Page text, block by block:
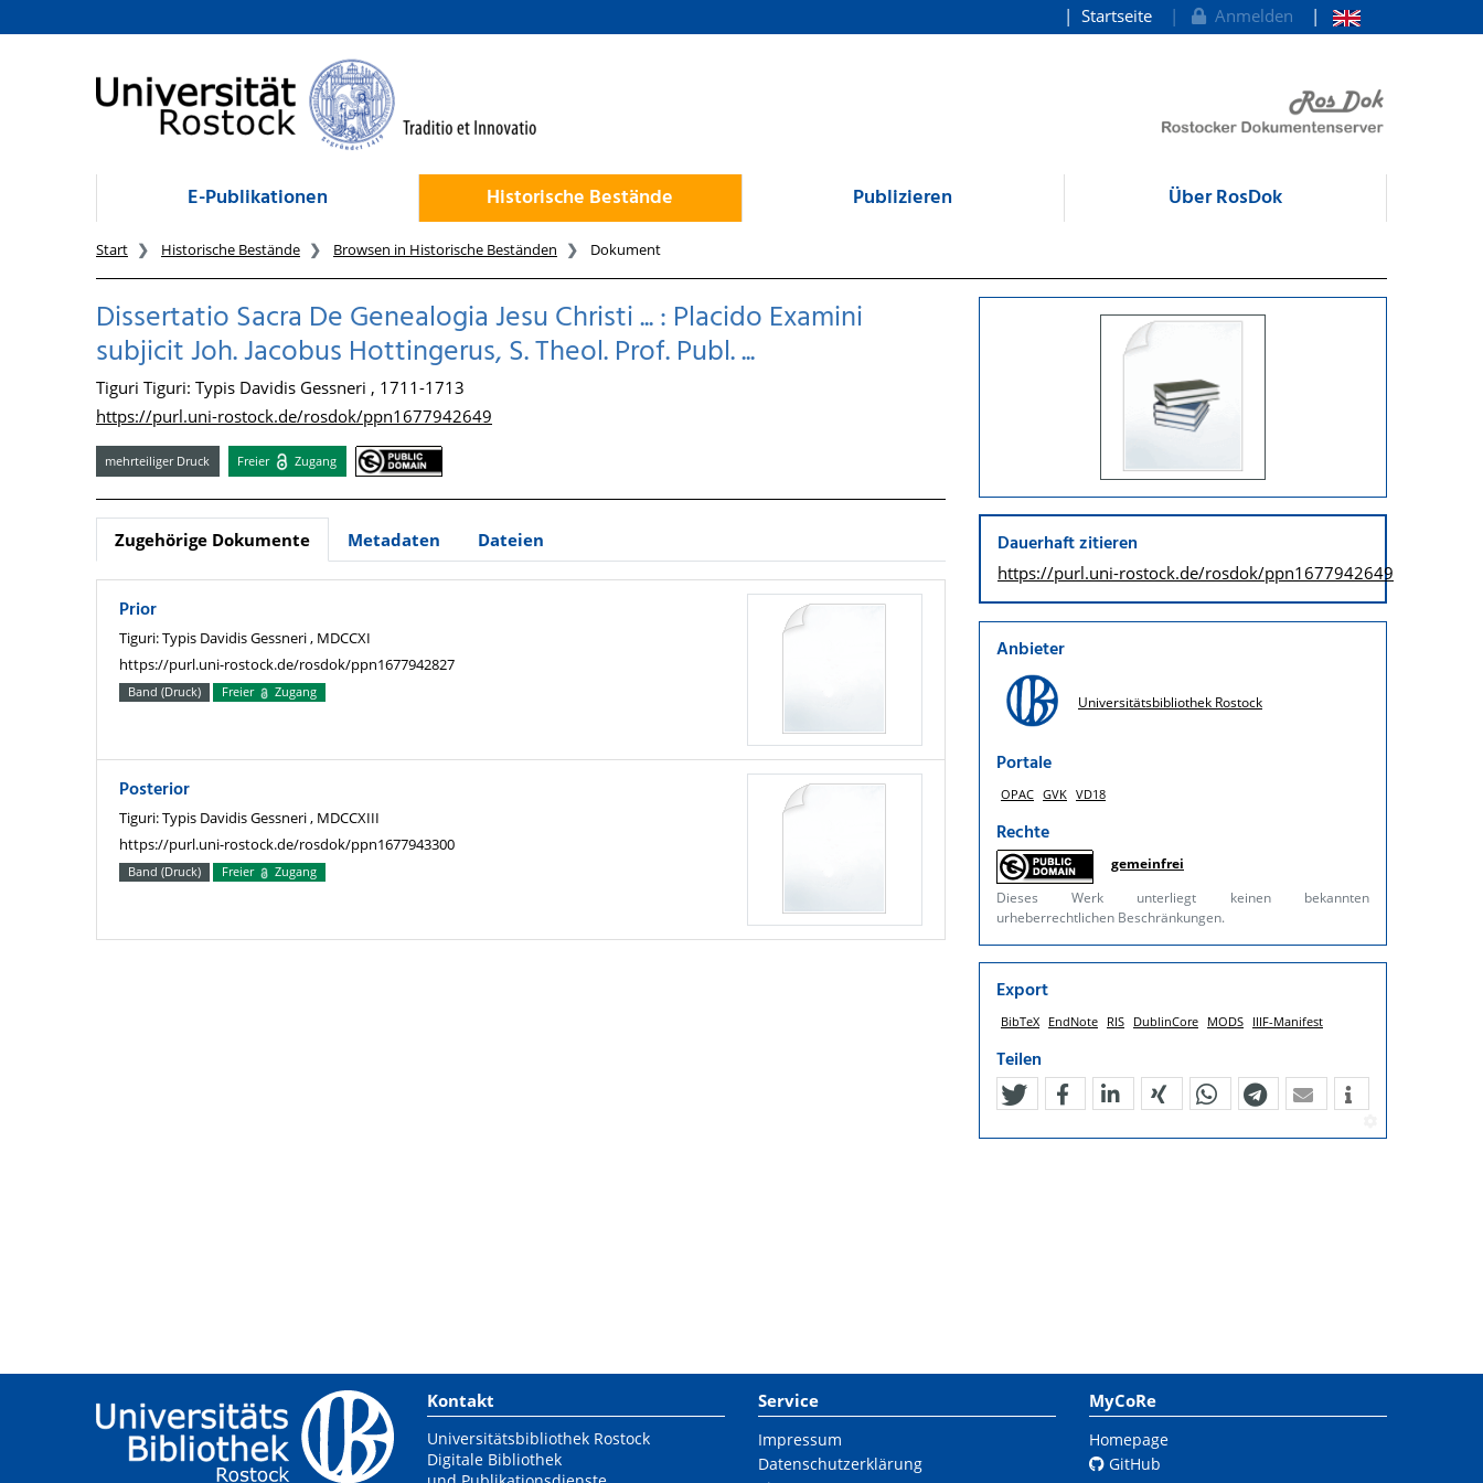
zum Inhalt
Startseite Anmelden
E-Publikationen Historische Bestände Publizieren Über RosDok
Start Historische Bestände Browsen in Historische Beständen Dokument
Dissertatio Sacra De Genealogia Jesu Christi ... : Placido Examini
subjicit Joh. Jacobus Hottingerus, S. Theol. Prof. Publ. ...
Tiguri Tiguri: Typis Davidis Gessneri , 1711-1713
https://purl.uni-rostock.de/rosdok/ppn1677942649
mehrteiliger Druck Freier Zugang
Zugehörige Dokumente Metadaten Dateien
Prior
Tiguri: Typis Davidis Gessneri , MDCCXI
https://purl.uni-rostock.de/rosdok/ppn1677942827
Band (Druck) Freier Zugang
Posterior
Tiguri: Typis Davidis Gessneri , MDCCXIII
https://purl.uni-rostock.de/rosdok/ppn1677943300
Band (Druck) Freier Zugang
Dauerhaft zitieren
https://purl.uni-rostock.de/rosdok/ppn1677942649
Anbieter
Universitätsbibliothek Rostock
Portale
OPAC GVK VD18
Rechte
gemeinfrei
Dieses Werk unterliegt keinen bekannten
urheberrechtlichen Beschränkungen.
Export
BibTeX EndNote RIS DublinCore MODS IIIF-Manifest
Teilen
Kontakt
Universitätsbibliothek Rostock
Digitale Bibliothek
Service
Impressum
Datenschutzerklärung
MyCoRe
Homepage
GitHub